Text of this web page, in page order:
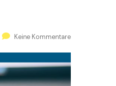
Keine Kommentare